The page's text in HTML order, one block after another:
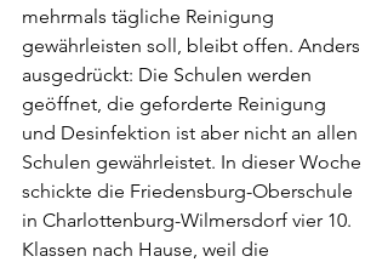
mehrmals tägliche Reinigung
gewährleisten soll, bleibt offen. Anders
ausgedrückt: Die Schulen werden
geöffnet, die geforderte Reinigung
und Desinfektion ist aber nicht an allen
Schulen gewährleistet. In dieser Woche
schickte die Friedensburg-Oberschule
in Charlottenburg-Wilmersdorf vier 10.
Klassen nach Hause, weil die